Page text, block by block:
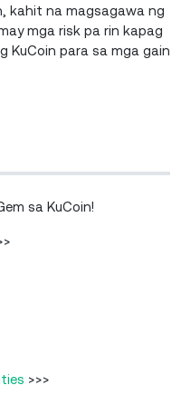
kahit na magsagawa ng
mga risk pa rin kapag
KuCoin para sa mga gain
sa KuCoin!
>>>